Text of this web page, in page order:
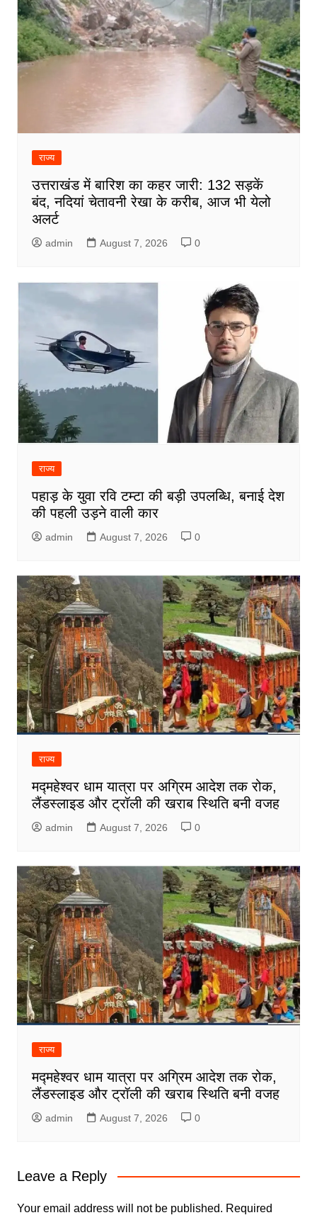
राज्य
उत्तराखंड में बारिश का कहर जारी: 132 सड़कें
बंद, नदियां चेतावनी रेखा के करीब, आज भी येलो
अलर्ट
admin August 7, 2026 0
राज्य
पहाड़ के युवा रवि टम्टा की बड़ी उपलब्धि, बनाई देश
की पहली उड़ने वाली कार
admin August 7, 2026 0
राज्य
मद्महेश्वर धाम यात्रा पर अग्रिम आदेश तक रोक,
लैंडस्लाइड और ट्रॉली की खराब स्थिति बनी वजह
admin August 7, 2026 0
राज्य
मद्महेश्वर धाम यात्रा पर अग्रिम आदेश तक रोक,
लैंडस्लाइड और ट्रॉली की खराब स्थिति बनी वजह
admin August 7, 2026 0
Leave a Reply
Your email address will not be published. Required